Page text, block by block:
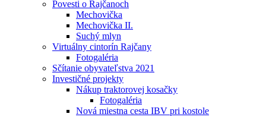
Povesti o Rajčanoch
Mechovička
Mechovička II.
Suchý mlyn
Virtuálny cintorín Rajčany
Fotogaléria
Sčítanie obyvateľstva 2021
Investičné projekty
Nákup traktorovej kosačky
Fotogaléria
Nová miestna cesta IBV pri kostole